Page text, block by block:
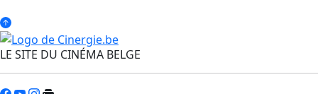
LE SITE DU CINÉMA BELGE